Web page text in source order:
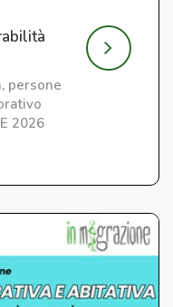
persone
2026